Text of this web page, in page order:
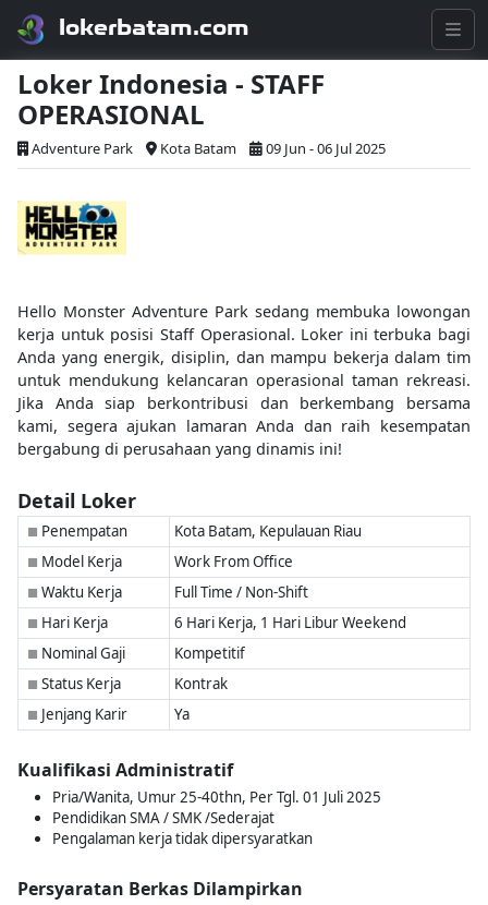
lokerbatam.com
Loker Indonesia - STAFF
OPERASIONAL
Adventure Park Kota Batam 09 Jun - 06 Jul 2025
Hello Monster Adventure Park sedang membuka lowongan
kerja untuk posisi Staff Operasional. Loker ini terbuka bagi
Anda yang energik, disiplin, dan mampu bekerja dalam tim
untuk mendukung kelancaran operasional taman rekreasi.
Jika Anda siap berkontribusi dan berkembang bersama
kami, segera ajukan lamaran Anda dan raih kesempatan
bergabung di perusahaan yang dinamis ini!
Detail Loker
■ Penempatan Kota Batam, Kepulauan Riau
■ Model Kerja Work From Office
■ Waktu Kerja Full Time / Non-Shift
■ Hari Kerja 6 Hari Kerja, 1 Hari Libur Weekend
■ Nominal Gaji Kompetitif
■ Status Kerja Kontrak
■ Jenjang Karir Ya
Kualifikasi Administratif
Pria/Wanita, Umur 25-40thn, Per Tgl. 01 Juli 2025
Pendidikan SMA / SMK /Sederajat
Pengalaman kerja tidak dipersyaratkan
Persyaratan Berkas Dilampirkan